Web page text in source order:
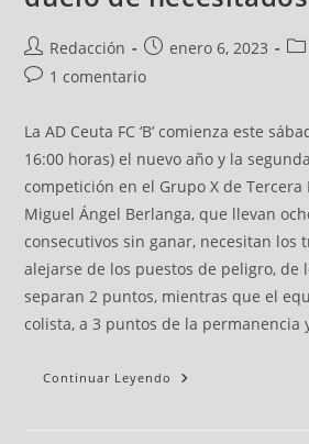
Redacción enero 6, 2023
1 comentario
La AD Ceuta FC ‘B’ comienza este
16:00 horas) el nuevo año y la
competición en el Grupo X de Tercera
Miguel Ángel Berlanga, que llevan
consecutivos sin ganar, necesitan los
alejarse de los puestos de peligro, de
separan 2 puntos, mientras que el
colista, a 3 puntos de la permanencia
Continuar Leyendo